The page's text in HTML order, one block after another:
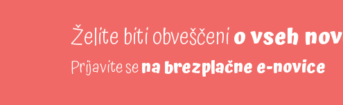
Želite biti obveščenio vseh
Prijavite sena brezplačne e-novice